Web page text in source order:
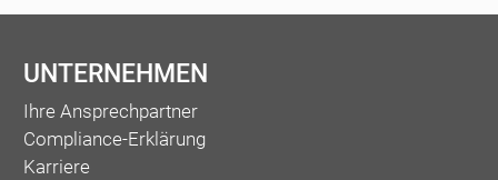
UNTERNEHMEN
Ihre Ansprechpartner
Compliance-Erklärung
Karriere